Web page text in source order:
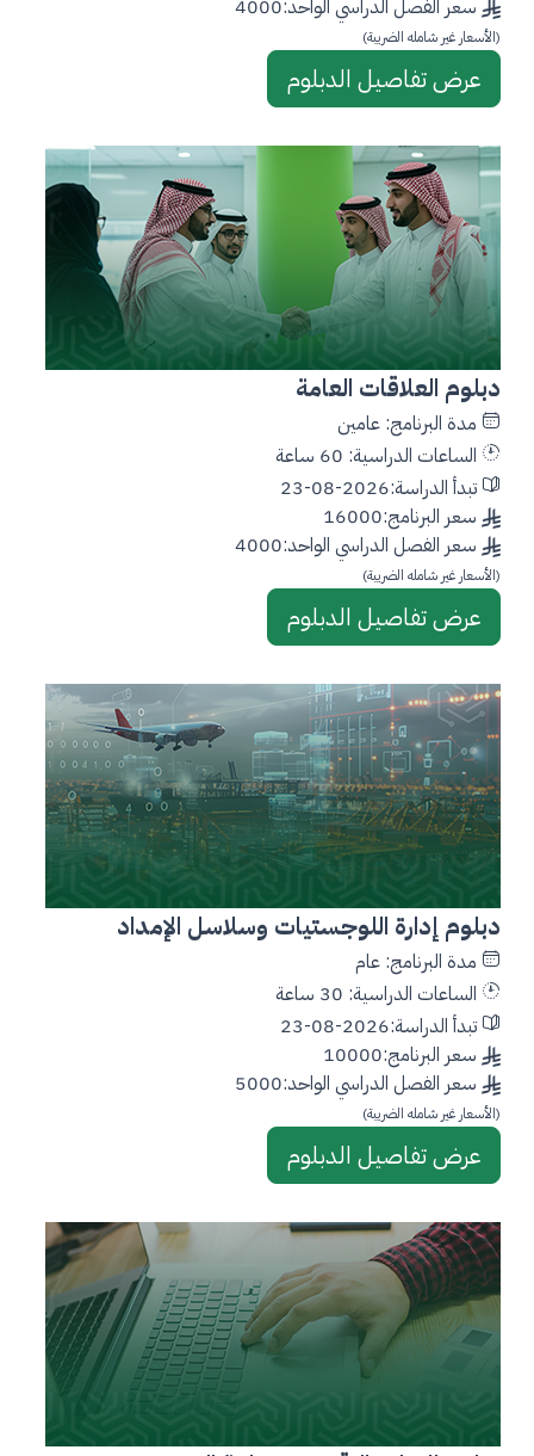
سعر الفصل الدراسي الواحد:4000
(الأسعار غير شامله الضريبة)
عرض تفاصيل الدبلوم
دبلوم العلاقات العامة
مدة البرنامج: عامين
الساعات الدراسية: 60 ساعة
تبدأ الدراسة:2026-08-23
سعر البرنامج:16000
سعر الفصل الدراسي الواحد:4000
(الأسعار غير شامله الضريبة)
عرض تفاصيل الدبلوم
دبلوم إدارة اللوجستيات وسلاسل الإمداد
مدة البرنامج: عام
الساعات الدراسية: 30 ساعة
تبدأ الدراسة:2026-08-23
سعر البرنامج:10000
سعر الفصل الدراسي الواحد:5000
(الأسعار غير شامله الضريبة)
عرض تفاصيل الدبلوم